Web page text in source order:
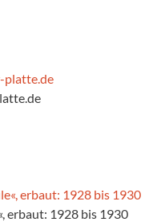
erbaut: 1928 bis 1930